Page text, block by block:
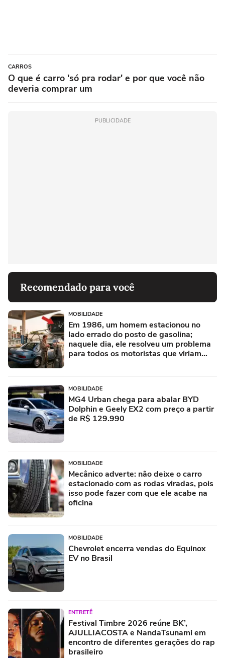
CARROS
O que é carro 'só pra rodar' e por que você não
deveria comprar um
PUBLICIDADE
Recomendado para você
MOBILIDADE
Em 1986, um homem estacionou no
lado errado do posto de gasolina;
naquele dia, ele resolveu um problema
para todos os motoristas que viriam
MOBILIDADE
MG4 Urban chega para abalar BYD
Dolphin e Geely EX2 com preço a partir
de R$ 129.990
MOBILIDADE
Mecânico adverte: não deixe o carro
estacionado com as rodas viradas, pois
isso pode fazer com que ele acabe na
oficina
MOBILIDADE
Chevrolet encerra vendas do Equinox
EV no Brasil
ENTRETÊ
Festival Timbre 2026 reúne BK’,
AJULLIACOSTA e NandaTsunami em
encontro de diferentes gerações do rap
brasileiro